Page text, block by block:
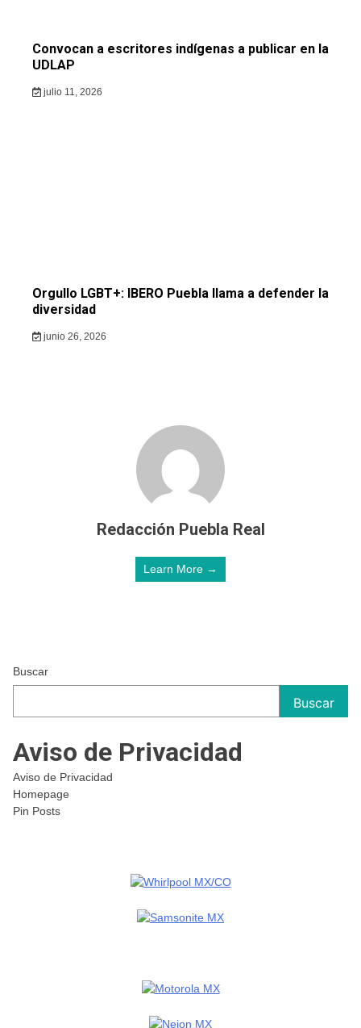
Convocan a escritores indígenas a publicar en la
UDLAP
julio 11, 2026
Orgullo LGBT+: IBERO Puebla llama a defender la
diversidad
junio 26, 2026
Redacción Puebla Real
Learn More →
Buscar
Buscar
Aviso de Privacidad
Aviso de Privacidad
Homepage
Pin Posts